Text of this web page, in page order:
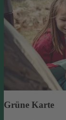
Grüne Karte